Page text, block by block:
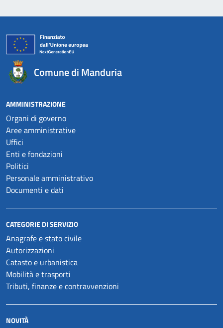
Comune di Manduria
AMMINISTRAZIONE
Organi di governo
Aree amministrative
Uffici
Enti e fondazioni
Politici
Personale amministrativo
Documenti e dati
CATEGORIE DI SERVIZIO
Anagrafe e stato civile
Autorizzazioni
Catasto e urbanistica
Mobilità e trasporti
Tributi, finanze e contravvenzioni
NOVITÀ